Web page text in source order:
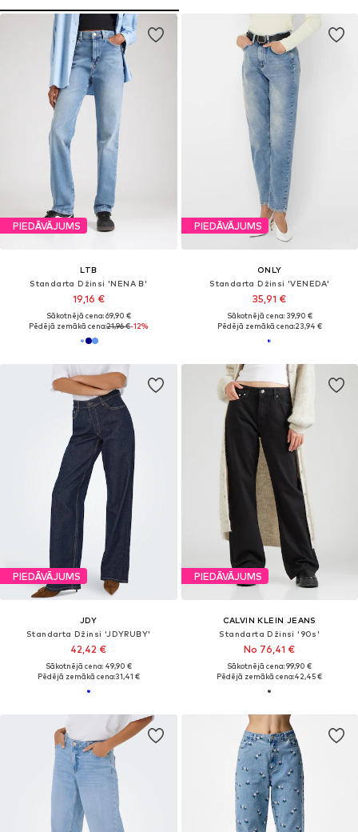
PIEDĀVĀJUMS
LTB
Standarta Džinsi 'NENA B'
19,16 €
Sākotnējā cena: 69,90 €
Pēdējā zemākā cena:21,96 €-12%
PIEDĀVĀJUMS
ONLY
Standarta Džinsi 'VENEDA'
35,91 €
Sākotnējā cena: 39,90 €
Pēdējā zemākā cena:23,94 €
PIEDĀVĀJUMS
JDY
Standarta Džinsi 'JDYRUBY'
42,42 €
Sākotnējā cena: 49,90 €
Pēdējā zemākā cena:31,41 €
PIEDĀVĀJUMS
CALVIN KLEIN JEANS
Standarta Džinsi '90s'
No 76,41 €
Sākotnējā cena: 99,90 €
Pēdējā zemākā cena:42,45 €